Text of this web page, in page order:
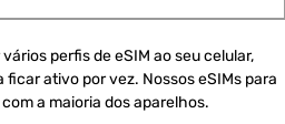
perfis de eSIM ao seu celular,
ficar ativo por vez. Nossos eSIMs para
a maioria dos aparelhos.